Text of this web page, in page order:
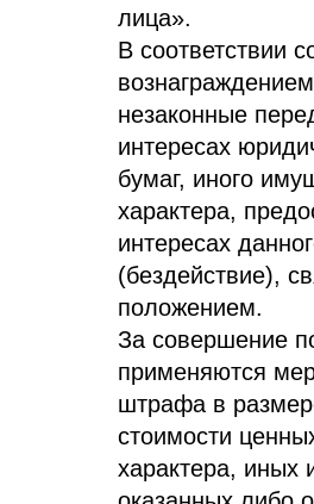
лица».
В соответствии
незаконные
интересах
бумаг, иного
характера,
интересах
(бездействие),
положением.
За совершение
применяются
штрафа в
стоимости
характера, иных